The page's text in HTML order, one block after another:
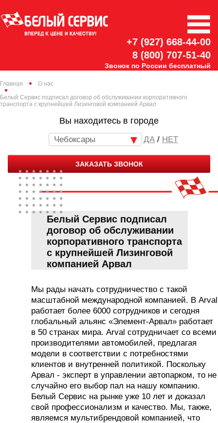
+7 (927) 668-44-00
8 (800) 707-51-40
Звонок по России бесплатный
Главная
О нас
Белый Сервис подписал договор об обслуживании корпоративного
транспорта с крупнейшей Лизинговой компанией Арвал
Вы находитесь в городе
Чебоксары / НЕТ
ЗАКАЗАТЬ ЗВОНОК
Белый Сервис подписал
договор об обслуживании
корпоративного транспорта
с крупнейшей Лизинговой
компанией Арвал
Мы рады начать сотрудничество с такой
масштабной международной компанией. В Arval
работает более 6000 сотрудников и сегодня
глобальный альянс «Элемент-Арвал» работает
в 50 странах мира. Arval сотрудничает со всеми
производителями автомобилей, предлагая
модели в соответствии с потребностями
клиентов и внутренней политикой. Поскольку
Арвал - эксперт в управлении автопарком, то не
случайно его выбор пал на нашу компанию.
Белый Сервис на рынке уже 10 лет и доказал
свой профессионализм и качество. Мы, также,
являемся мультибрендовой компанией, что